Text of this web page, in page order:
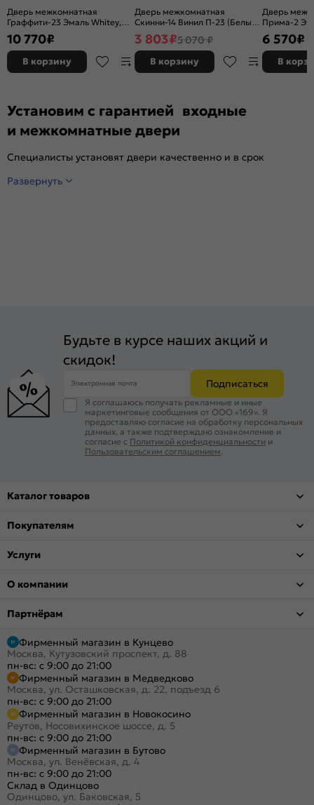
Дверь межкомнатная
Граффити-23 Эмаль Whitey,
без декора, глухая, без
стекла, без кромки, каркасно-
щитовая
10 770₽
В корзину
Дверь межкомнатная
Скинни-14 Винил П-23 (Белый),
глухая, скиновая
3 803₽5 070 ₽
В корзину
Дверь
Прима-2
Melinga,
декора,
филенчатая
6 570₽
В
Установим с гарантией входные
и межкомнатные двери
Специалисты установят двери качественно и в срок
Развернуть
Будьте в курсе наших акций и
скидок!
Электронная почта Подписаться
Я соглашаюсь получать рекламные и иные
маркетинговые сообщения от ООО «169». Я
предоставляю согласие на обработку персональных
данных, а также подтверждаю ознакомление и
согласие с Политикой конфиденциальности и
Пользовательским соглашением.
Каталог товаров
Покупателям
Услуги
О компании
Партнёрам
Фирменный магазин в Кунцево
Москва, Кутузовский проспект, д. 88
пн-вс: с 9:00 до 21:00
Фирменный магазин в Медведково
Москва, ул. Осташковская, д. 22, подъезд 6
пн-вс: с 9:00 до 21:00
Фирменный магазин в Новокосино
Реутов, Носовихинское шоссе, д. 5
пн-вс: с 9:00 до 21:00
Фирменный магазин в Бутово
Москва, ул. Венёвская, д. 4
пн-вс: с 9:00 до 21:00
Склад в Одинцово
Одинцово, ул. Баковская, 5